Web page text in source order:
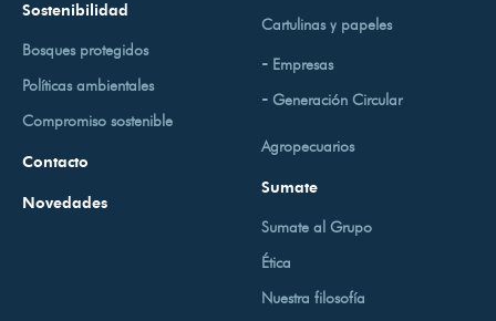
Sostenibilidad
Bosques protegidos
Políticas ambientales
Compromiso sostenible
Contacto
Novedades
Cartulinas y papeles
Empresas
Generación Circular
Agropecuarios
Sumate
Sumate al Grupo
Ética
Nuestra filosofía